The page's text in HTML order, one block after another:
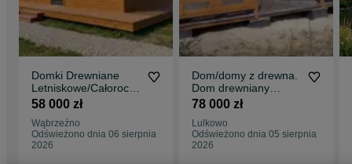
Działamy kilka naście lat na rynku PL i UE.
Zapraszam na inne moje aukcje.
Stawiamy na jakość wykonania
Domki Drewniane
Letniskowe/Całoroczn
e
58 000 zł
Wąbrzeźno
Odświeżono dnia 06 sierpnia
2026
Dom/domy z drewna.
Dom drewniany
letniskowy/całoroczny.
78 000 zł
Lulkowo
Odświeżono dnia 05 sierpnia
2026